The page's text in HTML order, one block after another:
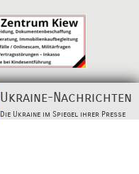
Ukraine-Nachrichten
Die Ukraine im Spiegel ihrer Presse